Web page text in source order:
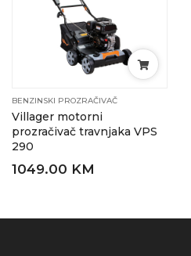
BENZINSKI PROZRAČIVAČ
Villager motorni
prozračivač travnjaka VPS
290
1049.00 KM